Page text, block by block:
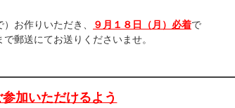
）お作りいただき、 ９月１８日（月）必着で
郵送にてお送りくださいませ。
加いただけるよう